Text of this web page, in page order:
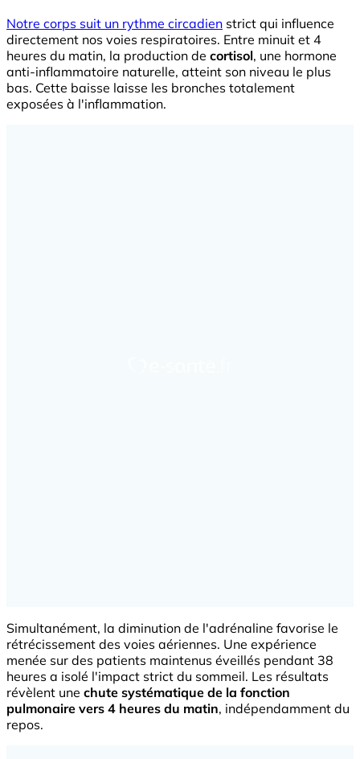
Notre corps suit un rythme circadien strict qui influence
directement nos voies respiratoires. Entre minuit et 4
heures du matin, la production de cortisol, une hormone
anti-inflammatoire naturelle, atteint son niveau le plus
bas. Cette baisse laisse les bronches totalement
exposées à l'inflammation.
Simultanément, la diminution de l'adrénaline favorise le
rétrécissement des voies aériennes. Une expérience
menée sur des patients maintenus éveillés pendant 38
heures a isolé l'impact strict du sommeil. Les résultats
révèlent une chute systématique de la fonction
pulmonaire vers 4 heures du matin, indépendamment du
repos.